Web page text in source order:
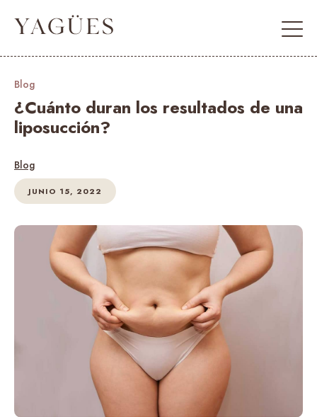
Blog
¿Cuánto duran los resultados de una
liposucción?
Blog
JUNIO 15, 2022